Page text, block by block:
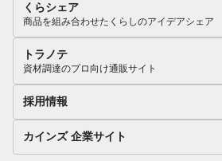
くらシェア
商品を組み合わせたくらしのアイデアシェア
トラノテ
資材調達のプロ向け通販サイト
採用情報
カインズ 企業サイト